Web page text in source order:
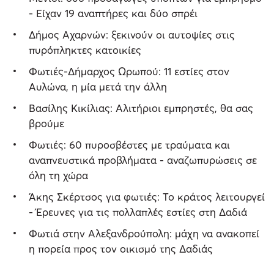
- Είχαν 19 αναπτήρες και δύο σπρέι
Δήμος Αχαρνών: ξεκινούν οι αυτοψίες στις
πυρόπληκτες κατοικίες
Φωτιές-Δήμαρχος Ωρωπού: 11 εστίες στον
Αυλώνα, η μία μετά την άλλη
Βασίλης Κικίλιας: Αλιτήριοι εμπρηστές, θα σας
βρούμε
Φωτιές: 60 πυροσβέστες με τραύματα και
αναπνευστικά προβλήματα - αναζωπυρώσεις σε
όλη τη χώρα
Άκης Σκέρτσος για φωτιές: Το κράτος λειτουργεί
- Έρευνες για τις πολλαπλές εστίες στη Δαδιά
Φωτιά στην Αλεξανδρούπολη: μάχη να ανακοπεί
η πορεία προς τον οικισμό της Δαδιάς